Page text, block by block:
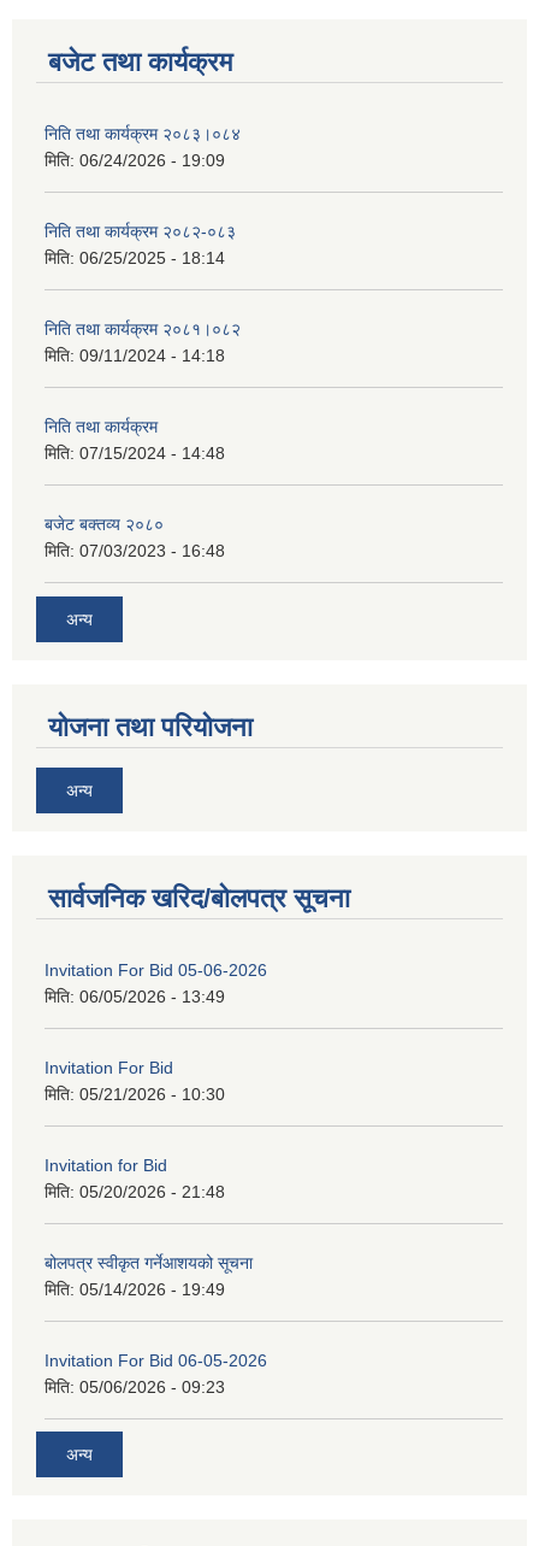
बजेट तथा कार्यक्रम
निति तथा कार्यक्रम २०८३।०८४
मिति: 06/24/2026 - 19:09
निति तथा कार्यक्रम २०८२-०८३
मिति: 06/25/2025 - 18:14
निति तथा कार्यक्रम २०८१।०८२
मिति: 09/11/2024 - 14:18
निति तथा कार्यक्रम
मिति: 07/15/2024 - 14:48
बजेट बक्तव्य २०८०
मिति: 07/03/2023 - 16:48
अन्य
योजना तथा परियोजना
अन्य
सार्वजनिक खरिद/बोलपत्र सूचना
Invitation For Bid 05-06-2026
मिति: 06/05/2026 - 13:49
Invitation For Bid
मिति: 05/21/2026 - 10:30
Invitation for Bid
मिति: 05/20/2026 - 21:48
बोलपत्र स्वीकृत गर्नेआशयको सूचना
मिति: 05/14/2026 - 19:49
Invitation For Bid 06-05-2026
मिति: 05/06/2026 - 09:23
अन्य